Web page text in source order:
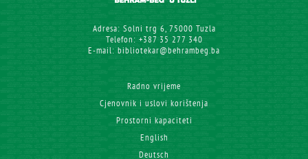
Adresa: Solni trg 6, 75000 Tuzla
Telefon: +387 35 277 340
E-mail: bibliotekar@behrambeg.ba
Radno vrijeme
Cjenovnik i uslovi korištenja
Prostorni kapaciteti
English
Deutsch